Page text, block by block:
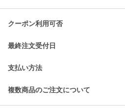
クーポン利用可否
最終注文受付日
支払い方法
複数商品のご注文について